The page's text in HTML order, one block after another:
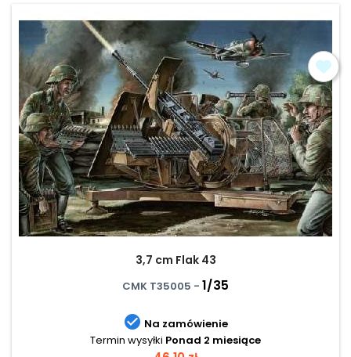
3,7 cm Flak 43
CMK T35005 - 1/35
 Na zamówienie
Termin wysyłki Ponad 2 miesiące